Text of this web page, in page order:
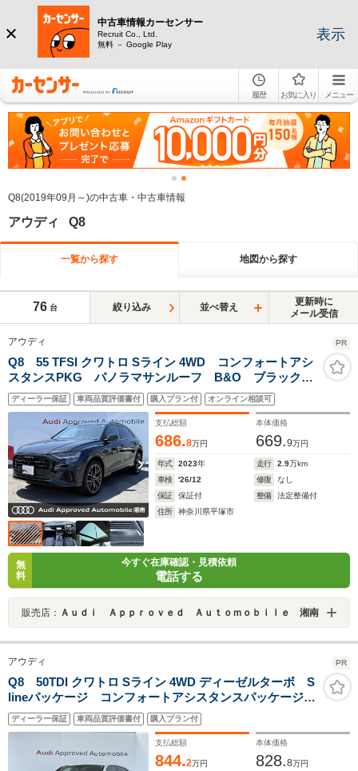
中古車情報カーセンサー
Recruit Co., Ltd.
無料 － Google Play
表示
履歴 お気に入り メニュー
Q8(2019年09月～)の中古車・中古車情報
アウディ Q8
一覧から探す 地図から探す
76 台 絞り込み 並べ替え
更新時に
メール受信
アウディ PR
Q8 55 TFSI クワトロ Sライン 4WD コンフォートアシ
スタンスPKG パノラマサンルーフ B&O ブラックス
タイリング シートベンチ OP22インチAW レッドキ
ャリパー 黒革 HDマトリクスLED ブラックフレーム
マスク 1オーナー
ディーラー保証 車両品質評価書付 購入プラン付 オンライン相談可
支払総額
686.8万円
本体価格
669.9万円
年式 2023年 走行 2.9万km
車検
'26/12 修復
なし
保証
保証付 整備
法定整備付
住所
神奈川県平塚市
無
料
今すぐ在庫確認・見積依頼
電話する
販売店： Ａｕｄｉ Ａｐｐｒｏｖｅｄ Ａｕｔｏｍｏｂｉｌｅ 湘南
アウディ PR
Q8 50TDI クワトロ Sライン 4WD ディーゼルターボ S
lineパッケージ コンフォートアシスタンスパッケージ
ブラックスタイリングパッケージ
ディーラー保証 車両品質評価書付 購入プラン付
支払総額
844.2万円
本体価格
828.8万円